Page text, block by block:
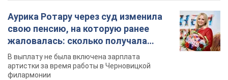
Аурика Ротару через суд изменила
свою пенсию, на которую ранее
жаловалась: сколько получала
певица
В выплату не была включена зарплата
артистки за время работы в Черновицкой
филармонии